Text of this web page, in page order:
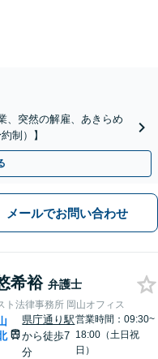
、突然の解雇、あきらめ
制）】
メールでお問い合わせ
希裕 弁護士
ト法律事務所 岡山オフィス
県庁通り駅
から徒歩7
分
営業時間：09:30~
18:00（土日祝
日）